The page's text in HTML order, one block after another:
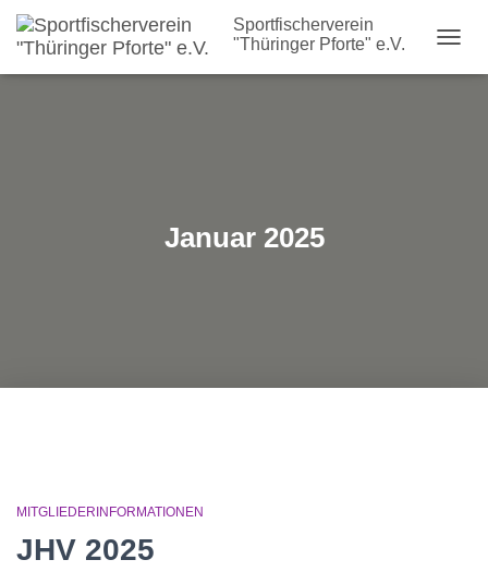
Sportfischerverein
"Thüringer Pforte" e.V.
Januar 2025
MITGLIEDERINFORMATIONEN
JHV 2025